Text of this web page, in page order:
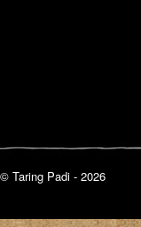
© Taring Padi - 2026